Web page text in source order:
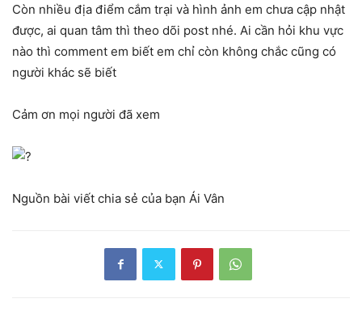
Còn nhiều địa điểm cắm trại và hình ảnh em chưa cập nhật
được, ai quan tâm thì theo dõi post nhé. Ai cần hỏi khu vực
nào thì comment em biết em chỉ còn không chắc cũng có
người khác sẽ biết
Cảm ơn mọi người đã xem
Nguồn bài viết chia sẻ của bạn Ái Vân